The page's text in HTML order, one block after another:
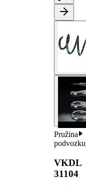
Pružina
podvozku
VKDL
31104